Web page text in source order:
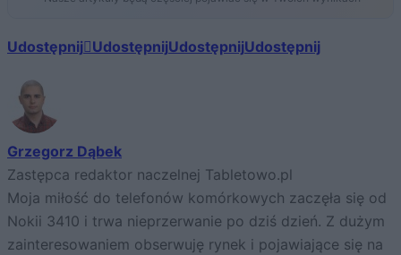
Udostępnij UdostępnijUdostępnijUdostępnij
Grzegorz Dąbek
Zastępca redaktor naczelnej Tabletowo.pl
Moja miłość do telefonów komórkowych zaczęła się od
Nokii 3410 i trwa nieprzerwanie po dziś dzień. Z dużym
zainteresowaniem obserwuję rynek i pojawiające się na